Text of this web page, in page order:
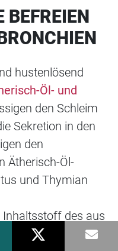
BEFREIEN
hustenlösend
Öl- und
den Schleim
Sekretion in den
den
Ätherisch-Öl-
und Thymian
des aus